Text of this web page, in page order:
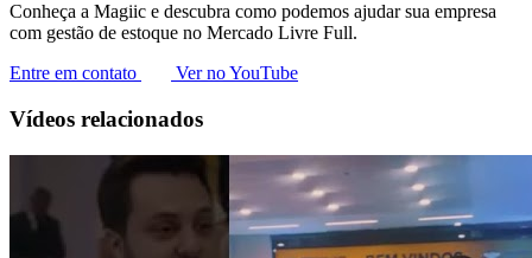
Conheça a Magiic e descubra como podemos ajudar sua empresa
com gestão de estoque no Mercado Livre Full.
Entre em contato
Ver no YouTube
Vídeos relacionados